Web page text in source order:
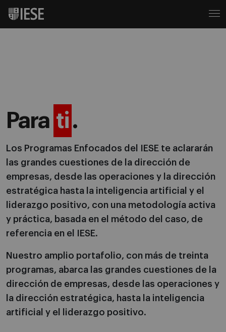
Para ti .
Los Programas Enfocados del IESE te aclararán
las grandes cuestiones de la dirección de
empresas, desde las operaciones y la dirección
estratégica hasta la inteligencia artificial y el
liderazgo positivo, con una metodología activa
y práctica, basada en el método del caso, de
referencia en el IESE.
Nuestro amplio portafolio, con más de treinta
programas, abarca las grandes cuestiones de la
dirección de empresas, desde las operaciones y
la dirección estratégica, hasta la inteligencia
artificial y el liderazgo positivo.